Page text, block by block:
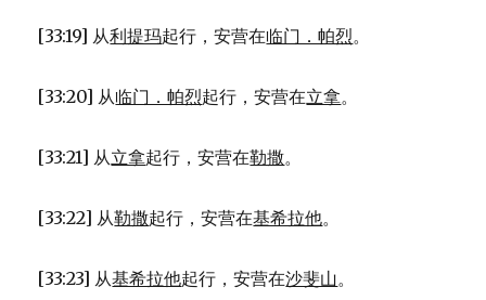
[33:19] 从利提玛起行，安营在临门．帕烈。
[33:20] 从临门．帕烈起行，安营在立拿。
[33:21] 从立拿起行，安营在勒撒。
[33:22] 从勒撒起行，安营在基希拉他。
[33:23] 从基希拉他起行，安营在沙斐山。